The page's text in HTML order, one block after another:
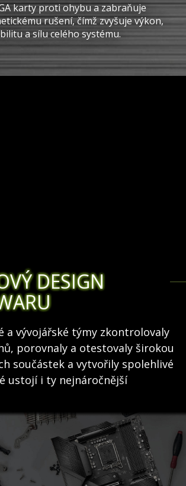
karty proti ohybu a zabraňuje
rušení, čímž zvyšuje výkon,
a sílu celého systému.
DESIGN
a vývojářské týmy zkontrolovaly
porovnaly a otestovaly širokou
součástek a vytvořily spolehlivé
ustojí i ty nejnáročnější